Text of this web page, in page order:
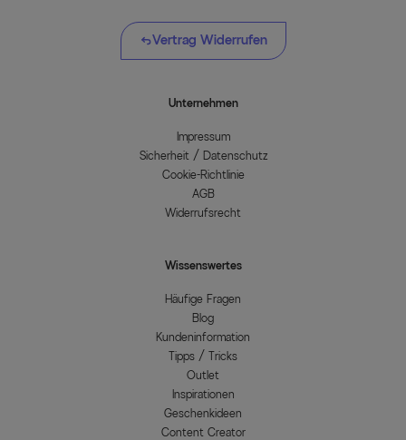
Vertrag Widerrufen
Unternehmen
Impressum
Sicherheit / Datenschutz
Cookie-Richtlinie
AGB
Widerrufsrecht
Wissenswertes
Häufige Fragen
Blog
Kundeninformation
Tipps / Tricks
Outlet
Inspirationen
Geschenkideen
Content Creator